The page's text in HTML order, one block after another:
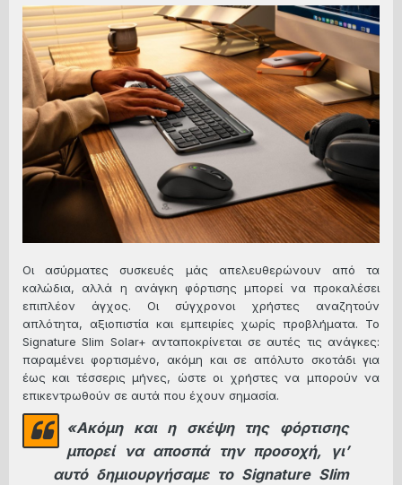
Οι ασύρματες συσκευές μάς απελευθερώνουν από τα
καλώδια, αλλά η ανάγκη φόρτισης μπορεί να προκαλέσει
επιπλέον άγχος. Οι σύγχρονοι χρήστες αναζητούν
απλότητα, αξιοπιστία και εμπειρίες χωρίς προβλήματα. Το
Signature Slim Solar+ ανταποκρίνεται σε αυτές τις ανάγκες:
παραμένει φορτισμένο, ακόμη και σε απόλυτο σκοτάδι για
έως και τέσσερις μήνες, ώστε οι χρήστες να μπορούν να
επικεντρωθούν σε αυτά που έχουν σημασία.
«Ακόμη και η σκέψη της φόρτισης
μπορεί να αποσπά την προσοχή, γι’
αυτό δημιουργήσαμε το Signature Slim